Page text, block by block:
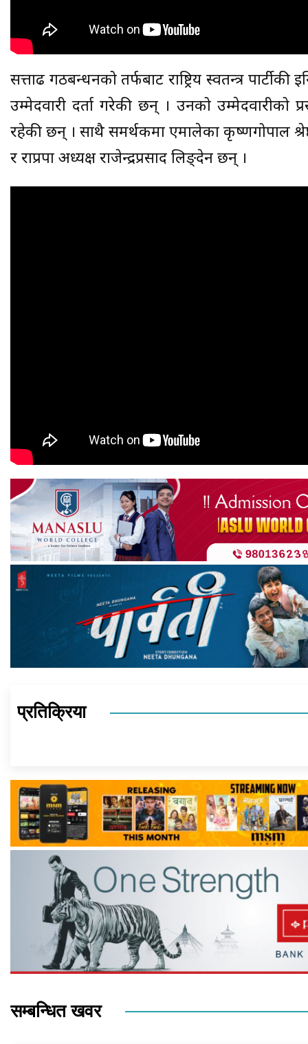
सत्तारुढ गठबन्धनको तर्फबाट राष्ट्रिय स्वतन्त्र
उम्मेदवारी दर्ता गरेकी छन् । उनको उम्मेदवारीको
रहेकी छन् । साथै समर्थकमा एमालेका कृष्णगोपाल
र राप्रपा अध्यक्ष राजेन्द्रप्रसाद लिङ्देन छन् ।
प्रतिक्रिया
सम्बन्धित खवर